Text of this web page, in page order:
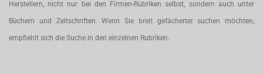
Herstellern, nicht nur bei den Firmen-Rubriken selbst, sondern auch unter
Büchern und Zeitschriften. Wenn Sie breit gefächerter suchen möchten,
empfiehlt sich die Suche in den einzelnen Rubriken.